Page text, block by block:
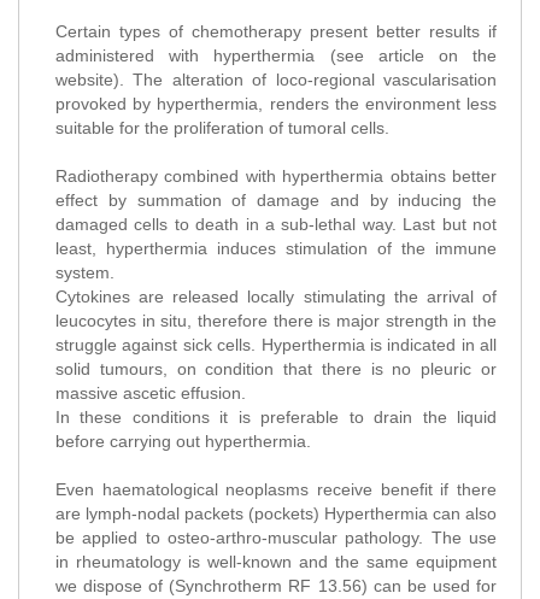
Certain types of chemotherapy present better results if
administered with hyperthermia (see article on the
website). The alteration of loco-regional vascularisation
provoked by hyperthermia, renders the environment less
suitable for the proliferation of tumoral cells.
Radiotherapy combined with hyperthermia obtains better
effect by summation of damage and by inducing the
damaged cells to death in a sub-lethal way. Last but not
least, hyperthermia induces stimulation of the immune
system.
Cytokines are released locally stimulating the arrival of
leucocytes in situ, therefore there is major strength in the
struggle against sick cells. Hyperthermia is indicated in all
solid tumours, on condition that there is no pleuric or
massive ascetic effusion.
In these conditions it is preferable to drain the liquid
before carrying out hyperthermia.
Even haematological neoplasms receive benefit if there
are lymph-nodal packets (pockets) Hyperthermia can also
be applied to osteo-arthro-muscular pathology. The use
in rheumatology is well-known and the same equipment
we dispose of (Synchrotherm RF 13.56) can be used for